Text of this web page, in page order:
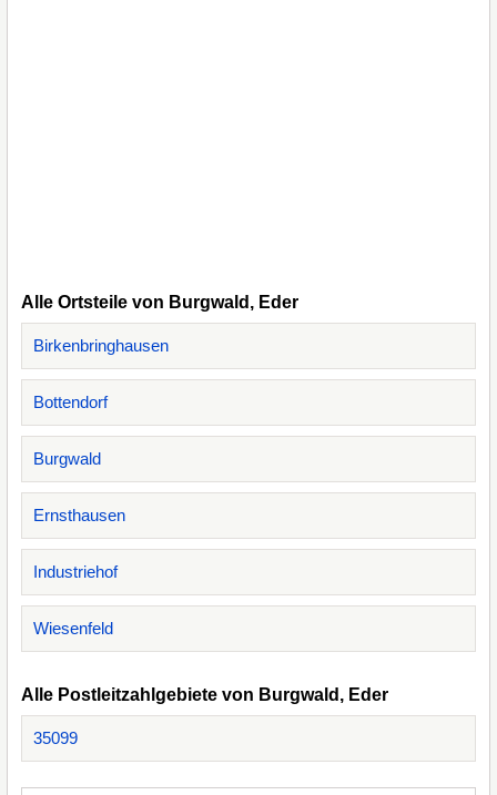
Alle Ortsteile von Burgwald, Eder
Birkenbringhausen
Bottendorf
Burgwald
Ernsthausen
Industriehof
Wiesenfeld
Alle Postleitzahlgebiete von Burgwald, Eder
35099